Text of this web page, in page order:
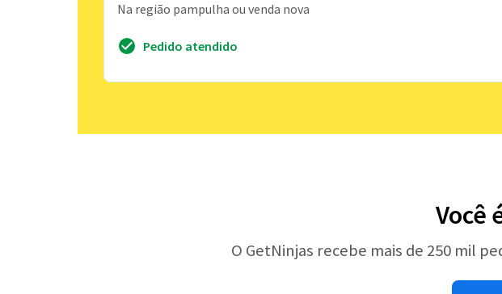
Na região pampulha ou venda nova
Pedido atendido
Você
O GetNinjas recebe mais de 250 mil